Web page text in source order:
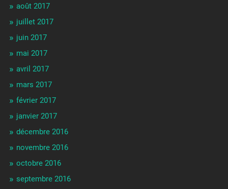
août 2017
juillet 2017
juin 2017
mai 2017
avril 2017
mars 2017
février 2017
janvier 2017
décembre 2016
novembre 2016
octobre 2016
septembre 2016